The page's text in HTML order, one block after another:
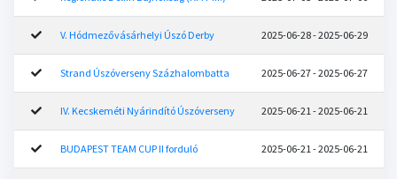
V. Hódmezővásárhelyi Úszó Derby 2025-06-28 - 2025-06-29
Strand Úszóverseny Százhalombatta 2025-06-27 - 2025-06-27
IV. Kecskeméti Nyárindító Úszóverseny 2025-06-21 - 2025-06-21
BUDAPEST TEAM CUP II forduló 2025-06-21 - 2025-06-21